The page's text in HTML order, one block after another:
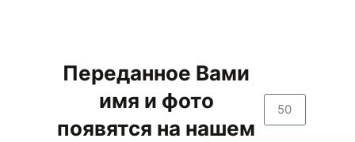
Переданное Вами
имя и фото
появятся на нашем